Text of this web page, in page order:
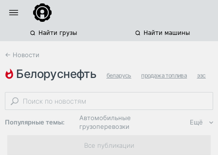
Найти грузы Найти машины
← Новости
белоруснефть беларусь продажа топлива эзс
Популярные темы:
Автомобильные
грузоперевозки
Региональная
логистика
Ещё
Все публикации